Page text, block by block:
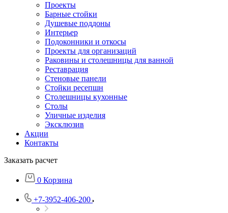
Проекты
Барные стойки
Душевые поддоны
Интерьер
Подоконники и откосы
Проекты для организаций
Раковины и столешницы для ванной
Реставрация
Стеновые панели
Стойки ресепшн
Столешницы кухонные
Столы
Уличные изделия
Эксклюзив
Акции
Контакты
Заказать расчет
0 Корзина
+7-3952-406-200